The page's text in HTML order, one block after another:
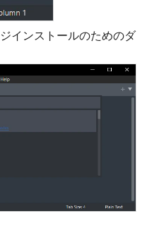
インストールのためのダ